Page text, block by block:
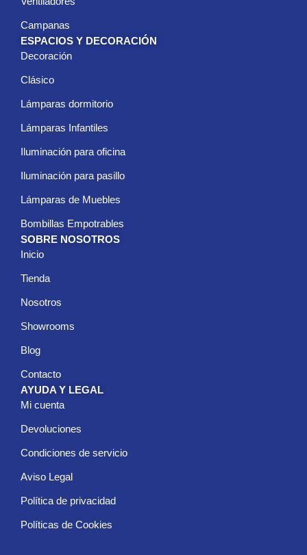
Campanas
ESPACIOS Y DECORACIÓN
Decoración
Clásico
Lámparas dormitorio
Lámparas Infantiles
Iluminación para oficina
Iluminación para pasillo
Lámparas de Muebles
Bombillas Empotrables
SOBRE NOSOTROS
Inicio
Tienda
Nosotros
Showrooms
Blog
Contacto
AYUDA Y LEGAL
Mi cuenta
Devoluciones
Condiciones de servicio
Aviso Legal
Política de privacidad
Políticas de Cookies